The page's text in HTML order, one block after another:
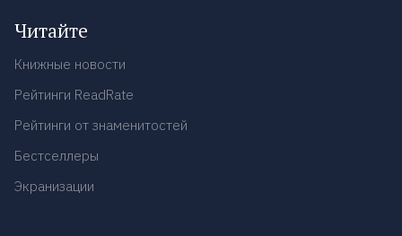
Читайте
Книжные новости
Рейтинги ReadRate
Рейтинги от знаменитостей
Бестселлеры
Экранизации